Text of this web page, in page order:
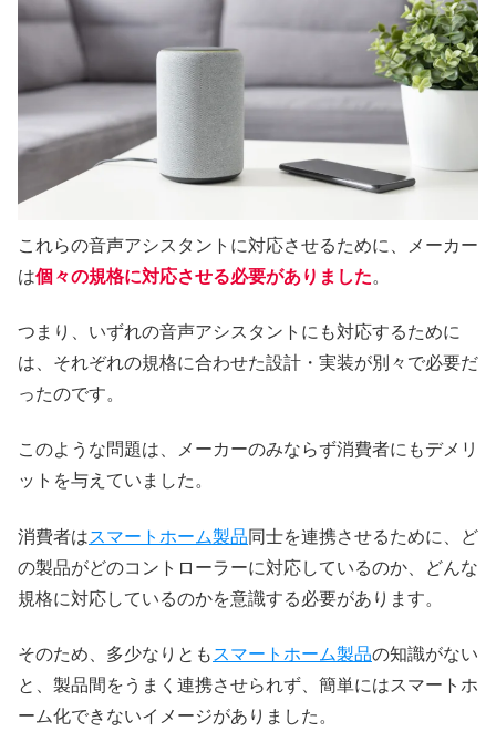
これらの音声アシスタントに対応させるために、メーカー
は個々の規格に対応させる必要がありました。
つまり、いずれの音声アシスタントにも対応するために
は、それぞれの規格に合わせた設計・実装が別々で必要だ
ったのです。
このような問題は、メーカーのみならず消費者にもデメリ
ットを与えていました。
消費者はスマートホーム製品同士を連携させるために、ど
の製品がどのコントローラーに対応しているのか、どんな
規格に対応しているのかを意識する必要があります。
そのため、多少なりとも スマートホーム製品の知識がない
と、製品間をうまく連携させられず、簡単にはスマートホ
ーム化できないイメージがありました。